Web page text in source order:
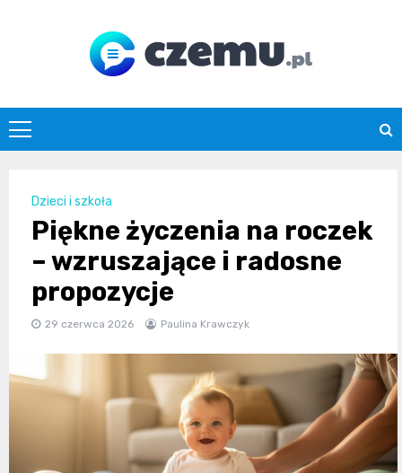
czemu.pl
Dzieci i szkoła
Piękne życzenia na roczek
– wzruszające i radosne
propozycje
29 czerwca 2026 Paulina Krawczyk